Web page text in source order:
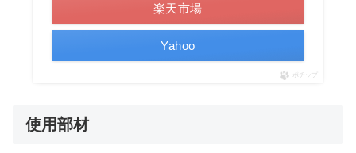
楽天市場
Yahoo
ポチップ
使用部材